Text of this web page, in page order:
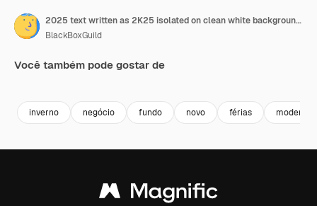
2025 text written as 2K25 isolated on clean white background with chroma key and alpha channel to remove or replace background
BlackBoxGuild
Você também pode gostar de
inverno negócio fundo novo férias moderno